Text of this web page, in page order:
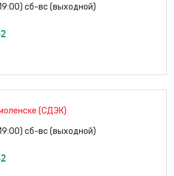
сб-вс (выходной)
(СДЭК)
сб-вс (выходной)